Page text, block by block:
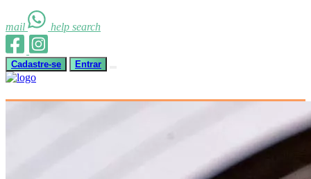
mail help search
Cadastre-se Entrar